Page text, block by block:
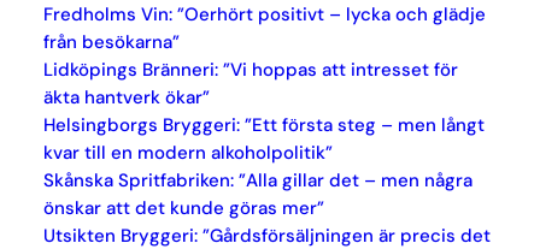
Fredholms Vin: ”Oerhört positivt – lycka och glädje
från besökarna”
Lidköpings Bränneri: ”Vi hoppas att intresset för
äkta hantverk ökar”
Helsingborgs Bryggeri: ”Ett första steg – men långt
kvar till en modern alkoholpolitik”
Skånska Spritfabriken: ”Alla gillar det – men några
önskar att det kunde göras mer”
Utsikten Bryggeri: ”Gårdsförsäljningen är precis det